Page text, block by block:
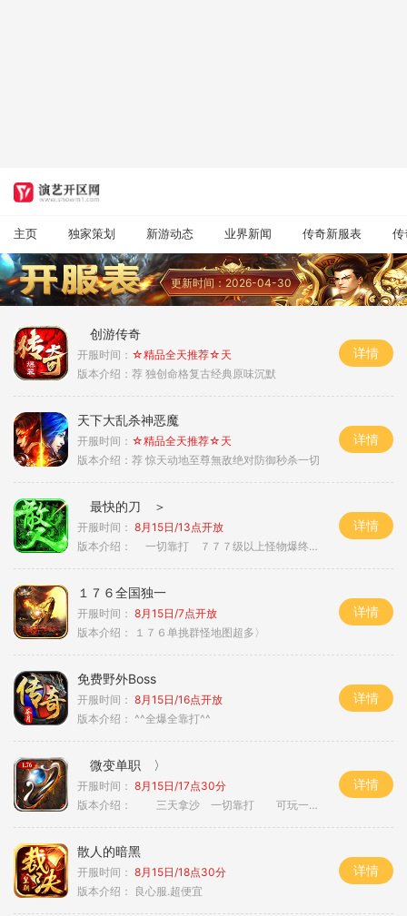
主页 独家策划 新游动态 业界新闻 传奇新服表 传
更新时间：2026-04-30
创游传奇
开服时间： ☆精品全天推荐☆天
版本介绍： 荐 独创命格复古经典原味沉默
详情
天下大乱杀神恶魔
开服时间： ☆精品全天推荐☆天
版本介绍： 荐 惊天动地至尊無敌绝对防御秒杀一切
详情
最快的刀 ＞
开服时间： 8月15日/13点开放
版本介绍：
一切靠打 ７７７级以上怪物爆终极 ＞
详情
１７６全国独一
开服时间： 8月15日/7点开放
版本介绍：
１７６单挑群怪地图超多〉
详情
免费野外Boss
开服时间： 8月15日/16点开放
版本介绍： ^^全爆全靠打^^
详情
微变单职 〉
开服时间： 8月15日/17点30分
版本介绍：
三天拿沙 一切靠打 可玩一年 〉
详情
散人的暗黑
开服时间： 8月15日/18点30分
版本介绍：
良心服.超便宜
详情